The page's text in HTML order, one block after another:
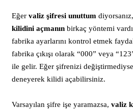
Eğer valiz şifresi unuttum
kilidini açmanın birkaç yöntemi
fabrika ayarlarını kontrol etmek
fabrika çıkışı olarak “000” veya
ile gelir. Eğer şifrenizi
deneyerek kilidi açabilirsiniz.
Varsayılan şifre işe yaramazsa, valiz